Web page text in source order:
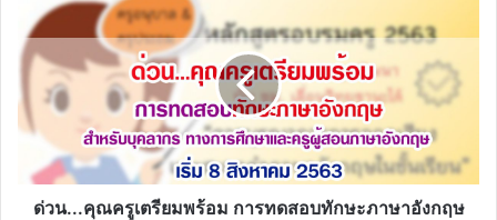
สพฐ.กระทรวงศึกษาธิการ
คู่มือการประเมินการดำเนินการการพิจารณาเลื่อนขั้น
เงินเดือนข้าราชการครูและบุคลากรทางการศึกษา